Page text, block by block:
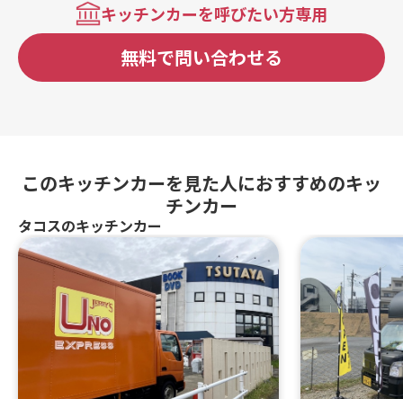
キッチンカーを呼びたい方専用
無料で問い合わせる
このキッチンカーを見た人におすすめのキッ
チンカー
タコスのキッチンカー